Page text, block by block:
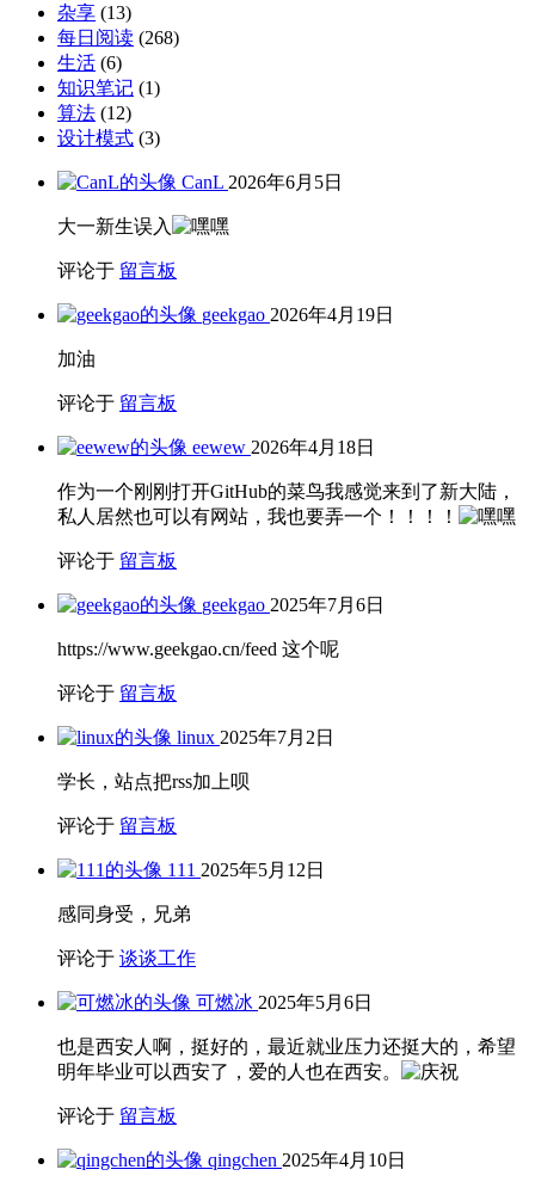
杂享 (13)
每日阅读 (268)
生活 (6)
知识笔记 (1)
算法 (12)
设计模式 (3)
CanL 2026年6月5日
大一新生误入
评论于 留言板
geekgao 2026年4月19日
加油
评论于 留言板
eewew 2026年4月18日
作为一个刚刚打开GitHub的菜鸟我感觉来到了新大陆，
私人居然也可以有网站，我也要弄一个！！！！
评论于 留言板
geekgao 2025年7月6日
https://www.geekgao.cn/feed 这个呢
评论于 留言板
linux 2025年7月2日
学长，站点把rss加上呗
评论于 留言板
111 2025年5月12日
感同身受，兄弟
评论于 谈谈工作
可燃冰 2025年5月6日
也是西安人啊，挺好的，最近就业压力还挺大的，希望
明年毕业可以西安了，爱的人也在西安。
评论于 留言板
qingchen 2025年4月10日